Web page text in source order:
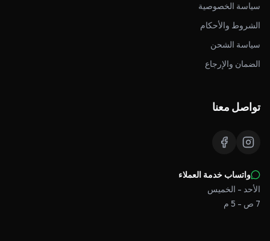
سياسة الخصوصية
الشروط والأحكام
سياسة الشحن
الضمان والإرجاع
تواصل معنا
واتساب خدمة العملاء
الأحد - الخميس
7 ص - 5 م